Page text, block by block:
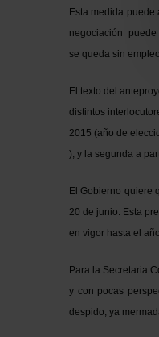
Esta medida puede
negociación puede
se queda sin
El texto del
distintos
2015 (año de
), y la segunda a
El Gobierno quiere
20 de junio. Esta
en vigor hasta el
Para la Secretaria
y con pocas
despido, ya